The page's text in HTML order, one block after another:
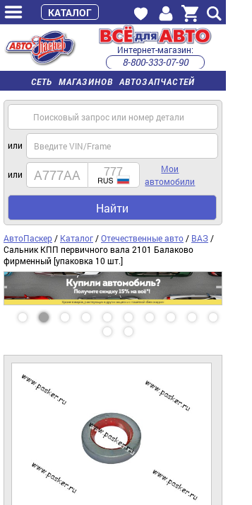
СЕТЬ МАГАЗИНОВ АВТОЗАПЧАСТЕЙ
Интернет-магазин:
8-800-333-07-90
часы работы с 9:00 до 22:00 (пн-пт)
или
или
Мои
автомобили
Найти
АвтоПаскер / Каталог /Отечественные авто / ВАЗ /
Сальник КПП первичного вала 2101 Балаково
фирменный [упаковка 10 шт.]
КАТАЛОГ